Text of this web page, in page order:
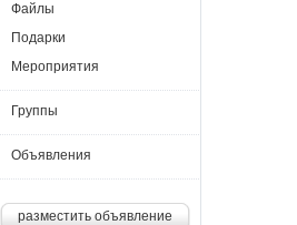
Файлы
Подарки
Мероприятия
Группы
Объявления
разместить объявление